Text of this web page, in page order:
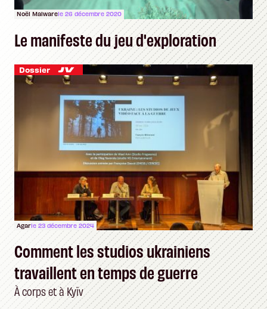
Noël Malwarele 26 décembre 2020
Le manifeste du jeu d'exploration
Dossier
Agarle 23 décembre 2024
Comment les studios ukrainiens
travaillent en temps de guerre
À corps et à Kyïv